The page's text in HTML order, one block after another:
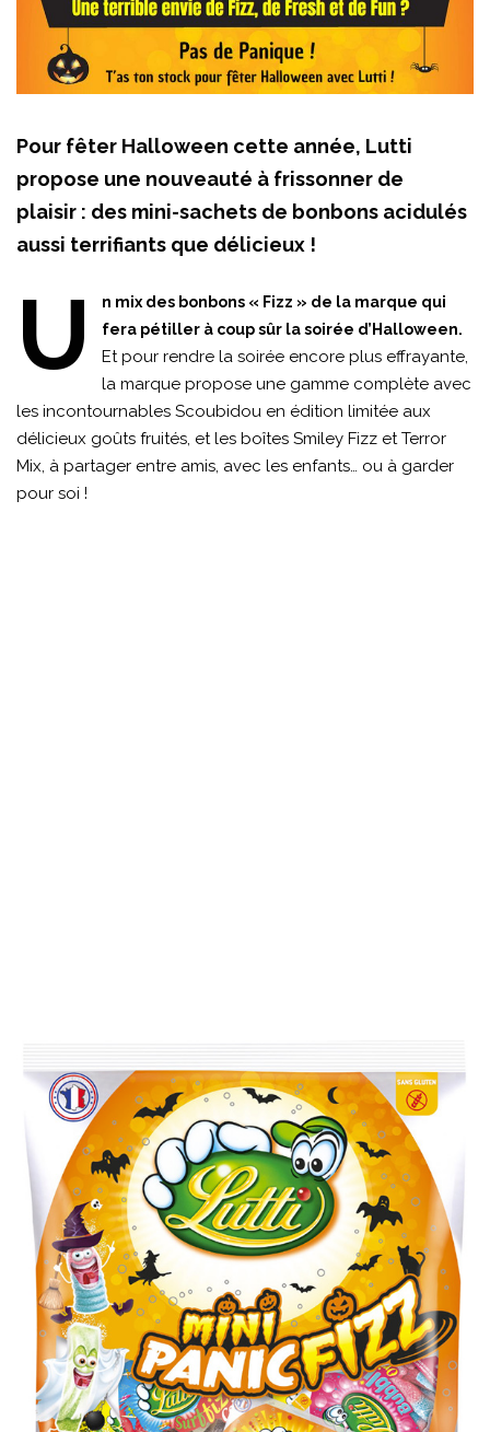
Pour fêter Halloween cette année, Lutti
propose une nouveauté à frissonner de
plaisir : des mini-sachets de bonbons acidulés
aussi terrifiants que délicieux !
U
n mix des bonbons « Fizz » de la marque qui
fera pétiller à coup sûr la soirée d’Halloween.
Et pour rendre la soirée encore plus effrayante,
la marque propose une gamme complète avec
les incontournables Scoubidou en édition limitée aux
délicieux goûts fruités, et les boîtes Smiley Fizz et Terror
Mix, à partager entre amis, avec les enfants… ou à garder
pour soi !